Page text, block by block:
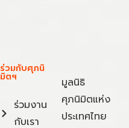
ร่วมกับศุภนิ
มิตฯ
ร่วมงาน
กับเรา
มูลนิธิ
ศุภนิมิตแห่ง
ประเทศไทย